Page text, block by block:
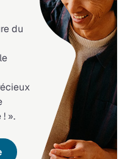
du
».